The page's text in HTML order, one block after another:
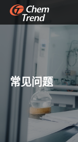
常见问题